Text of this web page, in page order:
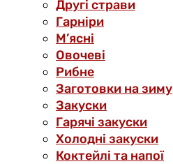
Другі страви
Гарніри
М’ясні
Овочеві
Рибне
Заготовки на зиму
Закуски
Гарячі закуски
Холодні закуски
Коктейлі та напої